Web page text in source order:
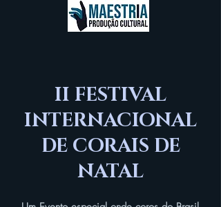
II FESTIVAL
INTERNACIONAL
DE CORAIS DE
NATAL